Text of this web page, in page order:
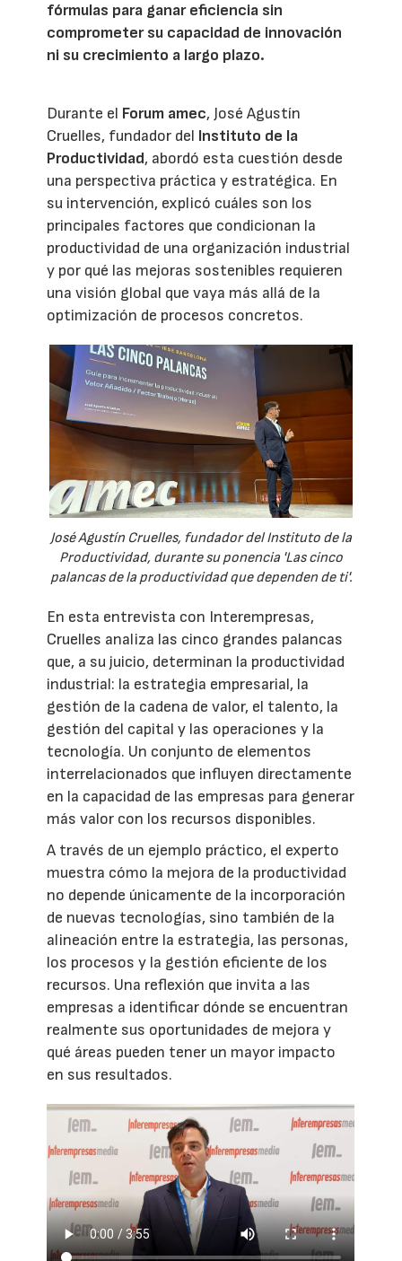
fórmulas para ganar eficiencia sin
comprometer su capacidad de innovación
ni su crecimiento a largo plazo.
Durante el Forum amec, José Agustín
Cruelles, fundador del Instituto de la
Productividad, abordó esta cuestión desde
una perspectiva práctica y estratégica. En
su intervención, explicó cuáles son los
principales factores que condicionan la
productividad de una organización industrial
y por qué las mejoras sostenibles requieren
una visión global que vaya más allá de la
optimización de procesos concretos.
José Agustín Cruelles, fundador del Instituto de la
Productividad, durante su ponencia 'Las cinco
palancas de la productividad que dependen de ti'.
En esta entrevista con Interempresas,
Cruelles analiza las cinco grandes palancas
que, a su juicio, determinan la productividad
industrial: la estrategia empresarial, la
gestión de la cadena de valor, el talento, la
gestión del capital y las operaciones y la
tecnología. Un conjunto de elementos
interrelacionados que influyen directamente
en la capacidad de las empresas para generar
más valor con los recursos disponibles.
A través de un ejemplo práctico, el experto
muestra cómo la mejora de la productividad
no depende únicamente de la incorporación
de nuevas tecnologías, sino también de la
alineación entre la estrategia, las personas,
los procesos y la gestión eficiente de los
recursos. Una reflexión que invita a las
empresas a identificar dónde se encuentran
realmente sus oportunidades de mejora y
qué áreas pueden tener un mayor impacto
en sus resultados.